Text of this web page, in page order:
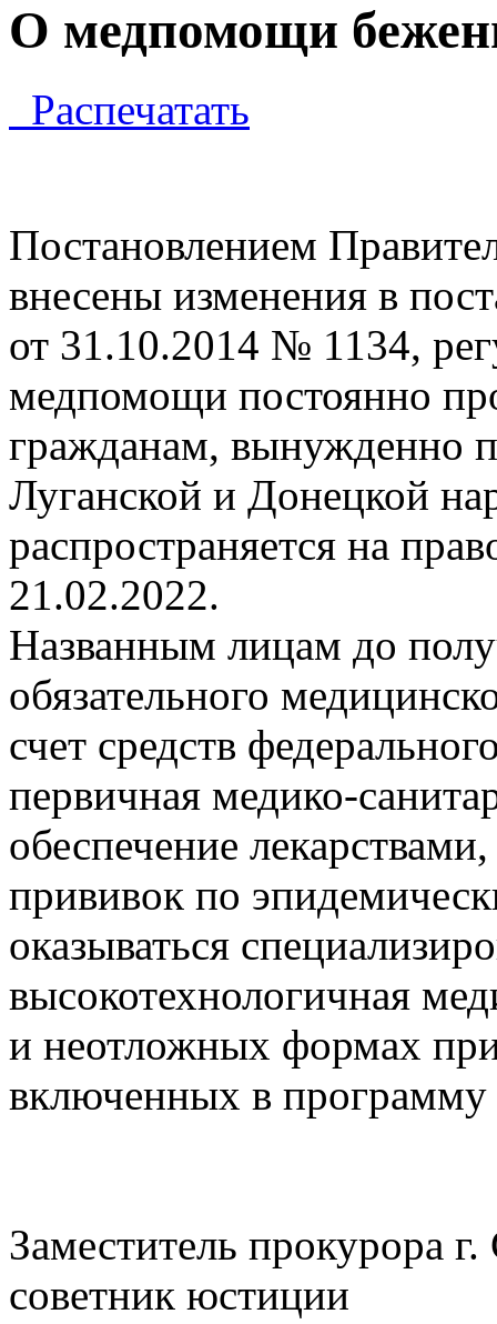
О медпомощи
Распечатать
Постановлением
внесены изменения в
от 31.10.2014 № 1134,
медпомощи постоянно
гражданам, вынужденно
Луганской и Донецкой
распространяется на
21.02.2022.
Названным лицам до
обязательного
счет средств
первичная медико-
обеспечение
прививок по
оказываться
высокотехнологичная
и неотложных формах
включенных в программу
Заместитель прокурора
советник